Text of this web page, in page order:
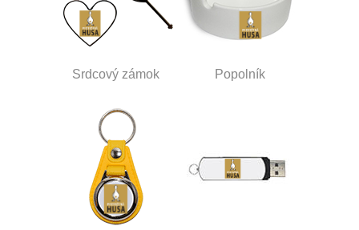
Srdcový zámok Popolník